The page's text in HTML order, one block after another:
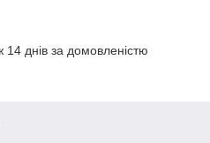
днів за домовленістю